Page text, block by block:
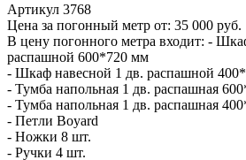
Артикул 3768
Цена за погонный метр от: 35 000 руб.
В цену погонного метра входит: -
распашной 600*720 мм
- Шкаф навесной 1 дв. распашной
- Тумба напольная 1 дв. распашная
- Тумба напольная 1 дв. распашная
- Петли Boyard
- Ножки 8 шт.
- Ручки 4 шт.